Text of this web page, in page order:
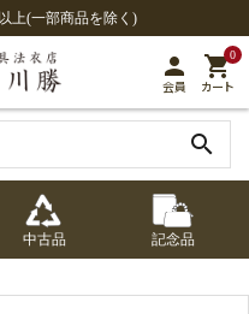
上(一部商品を除く)
person
会員
0
shopping_cart
カート
search
記念品
中古品